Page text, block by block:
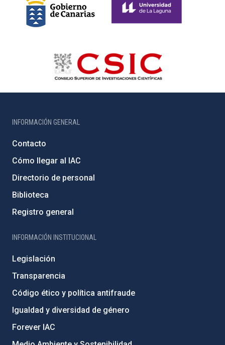
INFORMACIÓN GENERAL
Contacto
Cómo llegar al IAC
Directorio de personal
Biblioteca
Registro general
INFORMACIÓN INSTITUCIONAL
Legislación
Transparencia
Código ético y política antifraude
Igualdad y diversidad de género
Forever IAC